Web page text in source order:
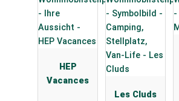
HEP
Vacances
Les Cluds